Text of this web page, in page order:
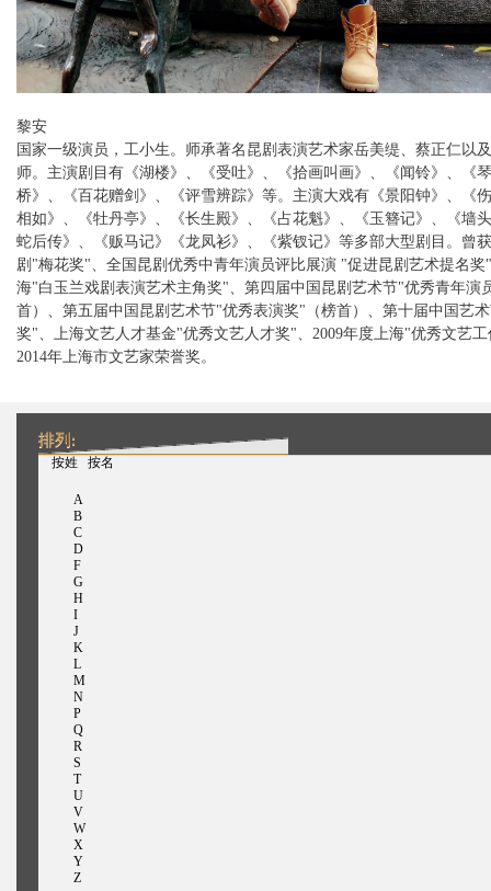
黎安
国家一级演员，工小生。师承著名昆剧表演艺术家岳美缇、蔡正仁以
师。主演剧目有《湖楼》、《受吐》、《拾画叫画》、《闻铃》、《
桥》、《百花赠剑》、《评雪辨踪》等。主演大戏有《景阳钟》、《
相如》、《牡丹亭》、《长生殿》、《占花魁》、《玉簪记》、《墙
蛇后传》、《贩马记》《龙凤衫》、《紫钗记》等多部大型剧目。曾
剧"梅花奖"、全国昆剧优秀中青年演员评比展演 "促进昆剧艺术提名奖
海"白玉兰戏剧表演艺术主角奖"、第四届中国昆剧艺术节"优秀青年演
首）、第五届中国昆剧艺术节"优秀表演奖"（榜首）、第十届中国艺
奖"、上海文艺人才基金"优秀文艺人才奖"、2009年度上海"优秀文艺
2014年上海市文艺家荣誉奖。
排列:
按姓
（活动标签） 按名
A
B
C
D
F
G
H
I
J
K
L
M
N
P
Q
R
S
T
U
V
W
X
Y
Z